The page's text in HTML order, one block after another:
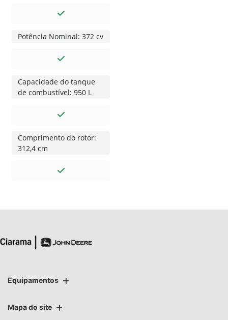
Potência Nominal: 372 cv
Capacidade do tanque
de combustível: 950 L
Comprimento do rotor:
312,4 cm
Equipamentos
Mapa do site